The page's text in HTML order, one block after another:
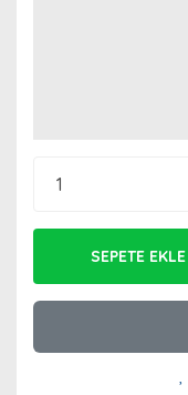
SEPETE EKLE